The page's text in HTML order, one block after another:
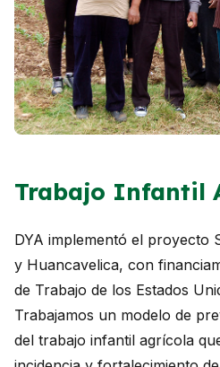
Trabajo Infantil
DYA implementó el proyecto
y Huancavelica, con
de Trabajo de los Estados
Trabajamos un modelo de
del trabajo infantil agrícola